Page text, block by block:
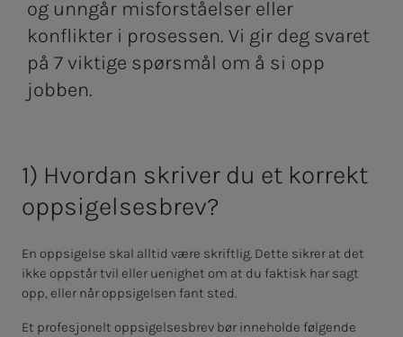
og unngår misforståelser eller
konflikter i prosessen. Vi gir deg svaret
på 7 viktige spørsmål om å si opp
jobben.
1) Hvordan skriver du et korrekt
oppsigelsesbrev?
En oppsigelse skal alltid være skriftlig. Dette sikrer at det
ikke oppstår tvil eller uenighet om at du faktisk har sagt
opp, eller når oppsigelsen fant sted.
Et profesjonelt oppsigelsesbrev bør inneholde følgende